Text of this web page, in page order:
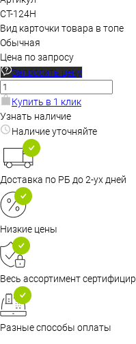
CT-124H
Вид карточки товара в топе
Обычная
Цена по запросу
Запросить цену
Купить в 1 клик
Узнать наличие
Наличие уточняйте
Доставка по РБ до 2-ух дней
Низкие цены
Весь ассортимент
Разные способы оплаты